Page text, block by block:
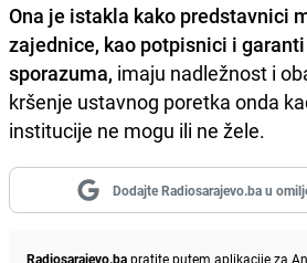
Ona je istakla kako predstavnici
zajednice, kao potpisnici i
sporazuma, imaju nadležnost i
kršenje ustavnog poretka onda
institucije ne mogu ili ne žele.
Dodajte Radiosarajevo.ba u
Radiosarajevo.bapratite putem aplikacije za